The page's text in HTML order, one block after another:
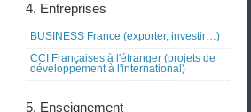
4. Entreprises
BUSINESS France (exporter, investir…)
CCI Françaises à l'étranger (projets de
développement à l'international)
5. Enseignement